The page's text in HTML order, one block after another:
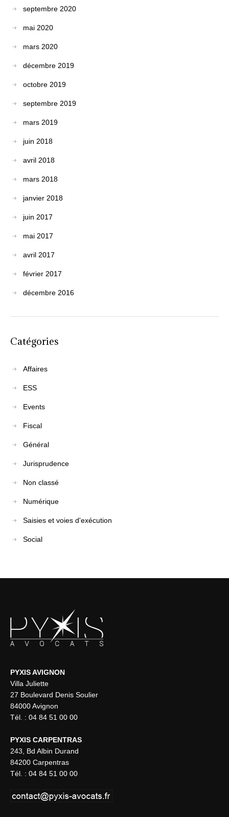
septembre 2020
mai 2020
mars 2020
décembre 2019
octobre 2019
septembre 2019
mars 2019
juin 2018
avril 2018
mars 2018
janvier 2018
juin 2017
mai 2017
avril 2017
février 2017
décembre 2016
Catégories
Affaires
ESS
Events
Fiscal
Général
Jurisprudence
Non classé
Numérique
Saisies et voies d'exécution
Social
PYXIS AVIGNON
Villa Juliette
27 Boulevard Denis Soulier
84000 Avignon
Tél. : 04 84 51 00 00
PYXIS CARPENTRAS
243, Bd Albin Durand
84200 Carpentras
Tél. : 04 84 51 00 00